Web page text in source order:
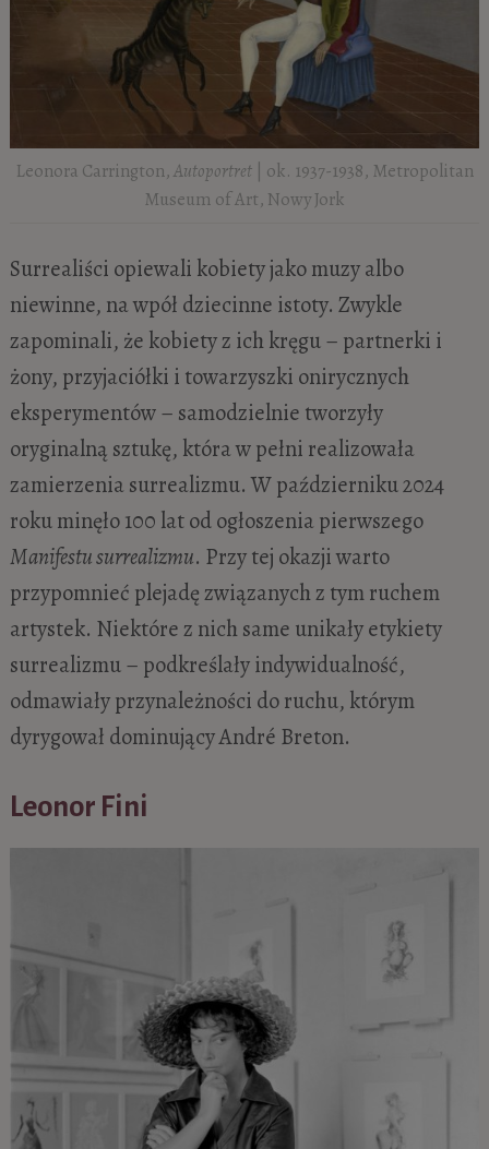
Leonora Carrington,Autoportret | ok. 1937-1938, Metropolitan
Museum of Art, Nowy Jork
Surrealiści opiewali kobiety jako muzy albo
niewinne, na wpół dziecinne istoty. Zwykle
zapominali, że kobiety z ich kręgu – partnerki i
żony, przyjaciółki i towarzyszki onirycznych
eksperymentów – samodzielnie tworzyły
oryginalną sztukę, która w pełni realizowała
zamierzenia surrealizmu. W październiku 2024
roku minęło 100 lat od ogłoszenia pierwszego
Manifestu surrealizmu. Przy tej okazji warto
przypomnieć plejadę związanych z tym ruchem
artystek. Niektóre z nich same unikały etykiety
surrealizmu – podkreślały indywidualność,
odmawiały przynależności do ruchu, którym
dyrygował dominujący André Breton.
Leonor Fini